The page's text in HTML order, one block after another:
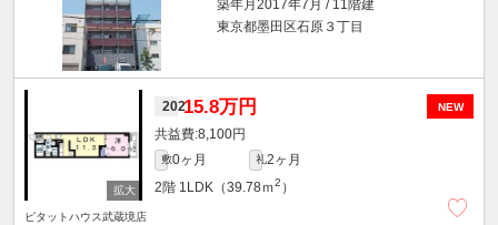
築年月2017年7月 / 11階建
東京都墨田区石原３丁目
NEW
20215.8万円
8,100円
敷0ヶ月 礼2ヶ月
2階 1LDK（39.78ｍ2 ）
ピタットハウス武蔵境店